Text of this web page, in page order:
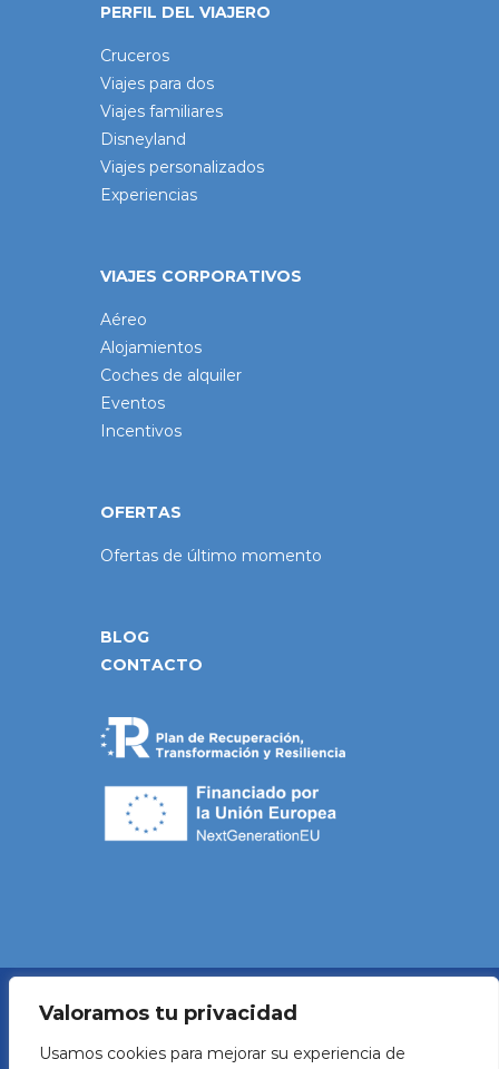
Valoramos tu privacidad
Usamos cookies para mejorar su experiencia de
PERFIL DEL VIAJERO
Cruceros
Viajes para dos
Viajes familiares
Disneyland
Viajes personalizados
Experiencias
VIAJES CORPORATIVOS
Aéreo
Alojamientos
Coches de alquiler
Eventos
Incentivos
OFERTAS
Ofertas de último momento
BLOG
CONTACTO